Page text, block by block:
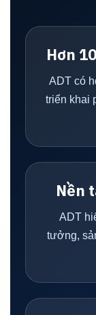
Hơn
ADT có
triển khai
Nền
ADT
tưởng,